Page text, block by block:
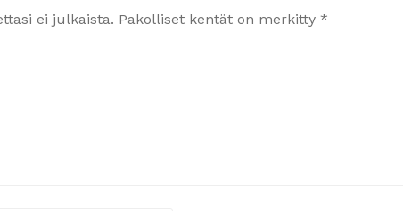
ei julkaista. Pakolliset kentät on merkitty *